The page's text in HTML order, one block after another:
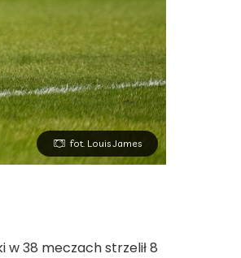
fot. Louis James
w 38 meczach strzelił 8